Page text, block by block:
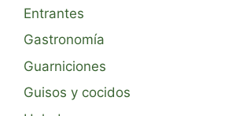
Entrantes
Gastronomía
Guarniciones
Guisos y cocidos